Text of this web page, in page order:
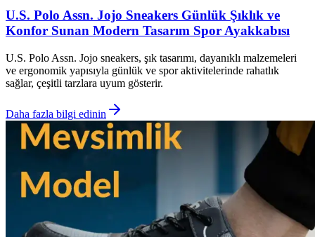
U.S. Polo Assn. Jojo Sneakers Günlük Şıklık ve
Konfor Sunan Modern Tasarım Spor Ayakkabısı
U.S. Polo Assn. Jojo sneakers, şık tasarımı, dayanıklı malzemeleri
ve ergonomik yapısıyla günlük ve spor aktivitelerinde rahatlık
sağlar, çeşitli tarzlara uyum gösterir.
Daha fazla bilgi edinin